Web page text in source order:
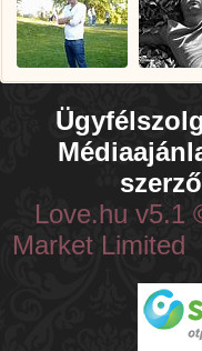
Love.hu v5.1
Market